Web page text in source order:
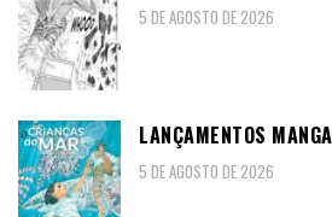
5 DE AGOSTO DE 2026
LANÇAMENTOS
5 DE AGOSTO DE 2026